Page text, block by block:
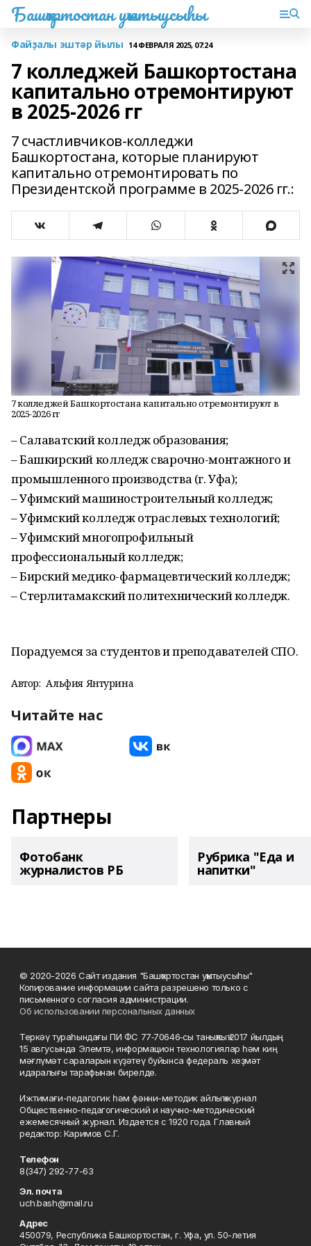
Башҡортостан уҡытыусыһы
Файҙалы эштәр йылы 14 ФЕВРАЛЯ 2025, 07:24
7 колледжей Башкортостана
капитально отремонтируют
в 2025-2026 гг
7 счастливчиков-колледжи
Башкортостана, которые планируют
капитально отремонтировать по
Президентской программе в 2025-2026 гг.:
7 колледжей Башкортостана капитально отремонтируют в
2025-2026 гг
– Салаватский колледж образования;
– Башкирский колледж сварочно-монтажного и
промышленного производства (г. Уфа);
– Уфимский машиностроительный колледж;
– Уфимский колледж отраслевых технологий;
– Уфимский многопрофильный
профессиональный колледж;
– Бирский медико-фармацевтический колледж;
– Стерлитамакский политехнический колледж.
Порадуемся за студентов и преподавателей СПО.
Автор: Альфия Янтурина
Читайте нас
Партнеры
Фотобанк
журналистов РБ
Рубрика "Еда и
напитки"
© 2020-2026 Сайт издания "Башҡортостан уҡытыусыһы"
Копирование информации сайта разрешено только с
письменного согласия администрации.
Об использовании персональных данных
Теркәү тураһындағы ПИ ФС 77‑70646‑сы таныҡлыҡ 2017 йылдың
15 авгусында Элемтә, информацион технологиялар һәм киң
мәғлүмәт сараларын күҙәтеү буйынса федераль хеҙмәт
идаралығы тарафынан бирелде.
Ижтимағи-педагогик һәм фәнни-методик айлыҡ журнал
Общественно-педагогический и научно-методический
ежемесячный журнал. Издается с 1920 года. Главный
редактор: Каримов С.Г.
Телефон
8(347) 292-77-63
Эл. почта
uch.bash@mail.ru
Адрес
450079, Республика Башкортостан, г. Уфа, ул. 50-летия